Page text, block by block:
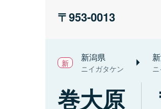
953-0013
新潟県
ニイガタケン
巻大原